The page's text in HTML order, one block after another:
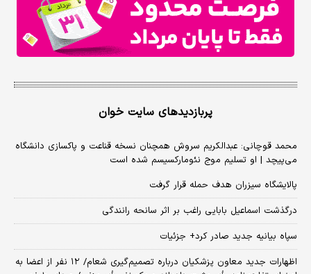
پربازدیدهای سایت خوان
محمد قوچانی: عبدالکریم سروش همچنان نسخه قناعت و پاکسازی دانشگاه
می‌پیچد | او تسلیم موج نئومارکسیسم شده است
پالایشگاه سیزران هدف حمله قرار گرفت
درگذشت اسماعیل بابایی راغب بر اثر سانحه رانندگی
سپاه بیانیه جدید صادر کرد+ جزئیات
اظهارات جدید معاون پزشکیان درباره تصمیم‌گیری شعام/ ۱۲ نفر از اعضا به